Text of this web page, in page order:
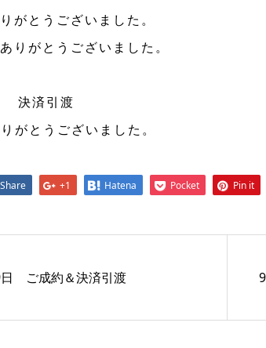
がとうございました。
りがとうございました。
決済引渡
がとうございました。
Share +1 Hatena Pocket Pin it
ご成約＆決済引渡